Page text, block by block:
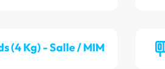
(4 Kg) - Salle / MIM